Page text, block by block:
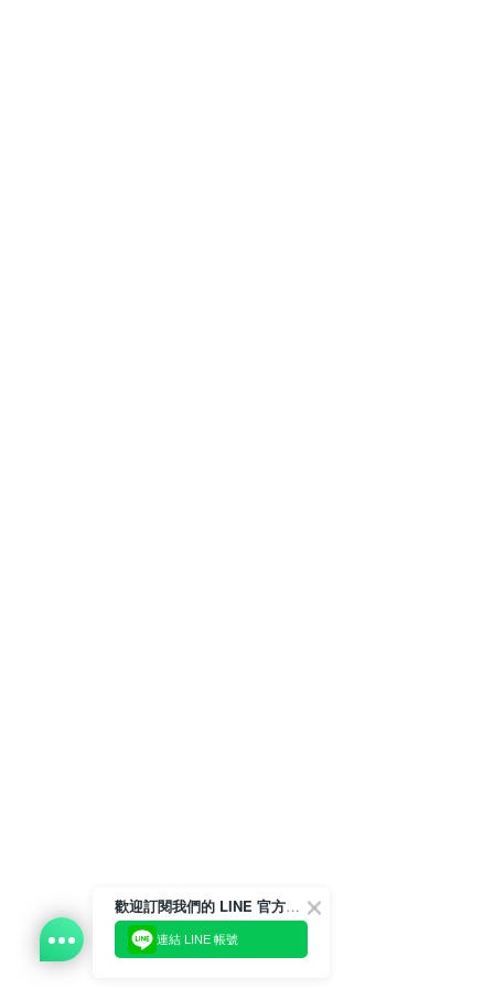
歡迎訂閱我們的 LINE 官方帳號
連結 LINE 帳號